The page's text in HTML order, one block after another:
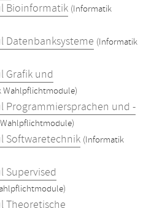
Bioinformatik (Informatik
Datenbanksysteme (Informatik
Grafik und
Wahlpflichtmodule)
Programmiersprachen und -
Softwaretechnik (Informatik
Supervised
Theoretische